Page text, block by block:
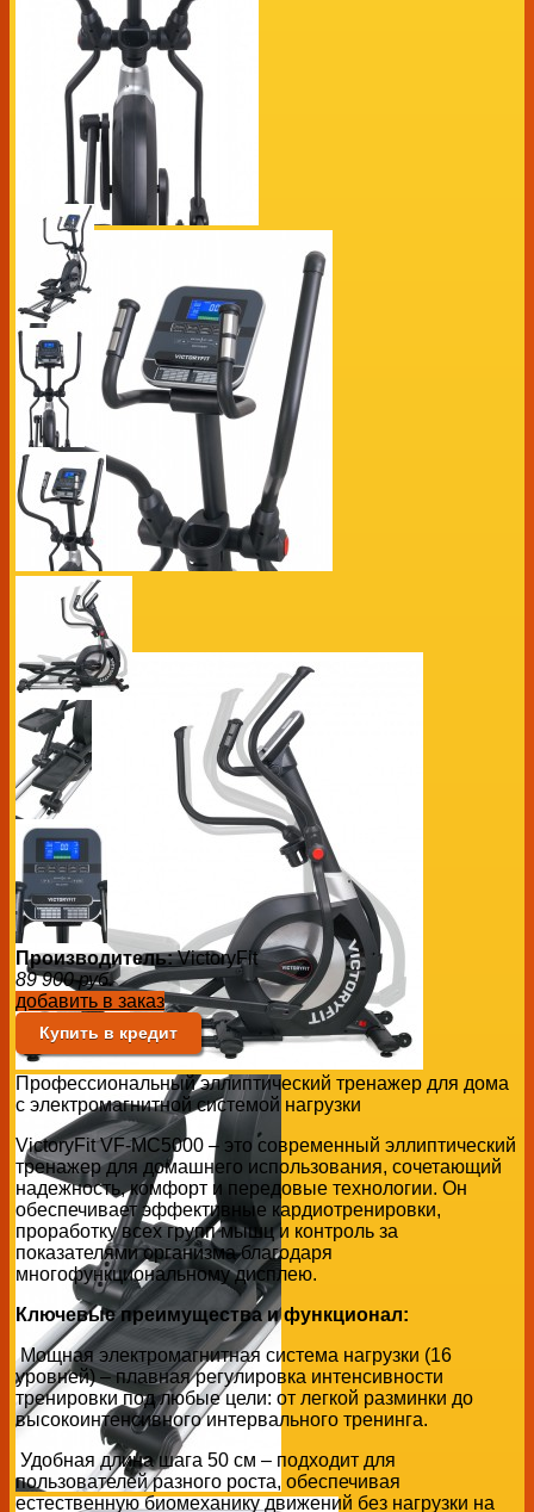
Производитель:VictoryFit
89 900 руб.
добавить в заказ
Купить в кредит
Профессиональный эллиптический тренажер для дома
с электромагнитной системой нагрузки
VictoryFit VF-MC5000 – это современный эллиптический
тренажер для домашнего использования, сочетающий
надежность, комфорт и передовые технологии. Он
обеспечивает эффективные кардиотренировки,
проработку всех групп мышц и контроль за
показателями организма благодаря
многофункциональному дисплею.
Ключевые преимущества и функционал:
Мощная электромагнитная система нагрузки (16
уровней) – плавная регулировка интенсивности
тренировки под любые цели: от легкой разминки до
высокоинтенсивного интервального тренинга.
Удобная длина шага 50 см – подходит для
пользователей разного роста, обеспечивая
естественную биомеханику движений без нагрузки на